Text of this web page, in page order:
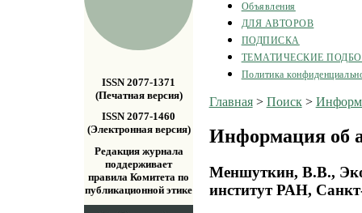
ISSN 2077-1371
(Печатная версия)
ISSN 2077-1460
(Электронная версия)
Редакция журнала
поддерживает
правила Комитета по
публикационной этике
Объявления
ДЛЯ АВТОРОВ
ПОДПИСКА
ТЕМАТИЧЕСКИЕ
Политика
Главная> Поиск>
Информация об
Меншуткин, В.В.,
институт РАН,